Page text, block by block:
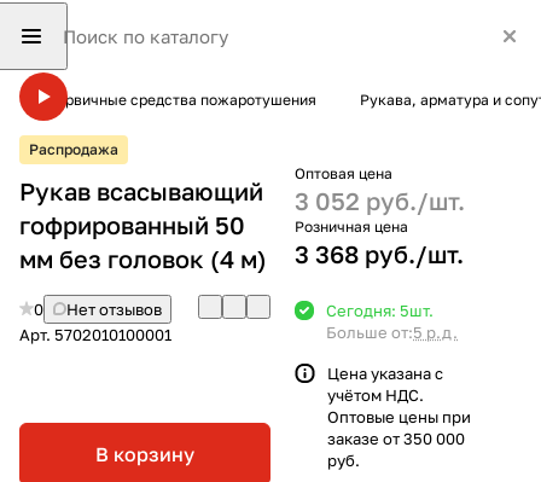
Первичные средства пожаротушения Рукава, арматура и
Распродажа
Рукав всасывающий
гофрированный 50
мм без головок (4 м)
0
Нет отзывов
Арт. 5702010100001
В корзину
Оптовая цена
3 052 руб./шт.
Розничная цена
3 368 руб./шт.
Сегодня: 5шт.
Больше от:5 р.д.
Цена указана с
учётом НДС.
Оптовые цены при
заказе от 350 000
руб.